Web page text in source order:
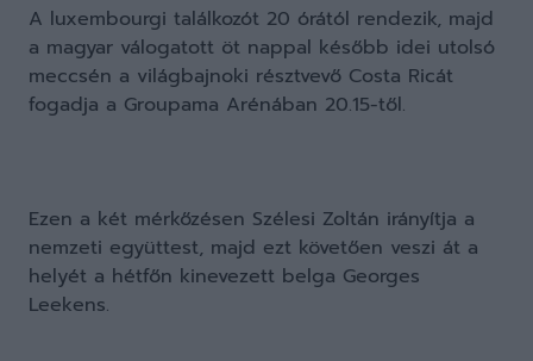
A luxembourgi találkozót 20 órától rendezik, majd
a magyar válogatott öt nappal később idei utolsó
meccsén a világbajnoki résztvevő Costa Ricát
fogadja a Groupama Arénában 20.15-től.
Ezen a két mérkőzésen Szélesi Zoltán irányítja a
nemzeti együttest, majd ezt követően veszi át a
helyét a hétfőn kinevezett belga Georges
Leekens.